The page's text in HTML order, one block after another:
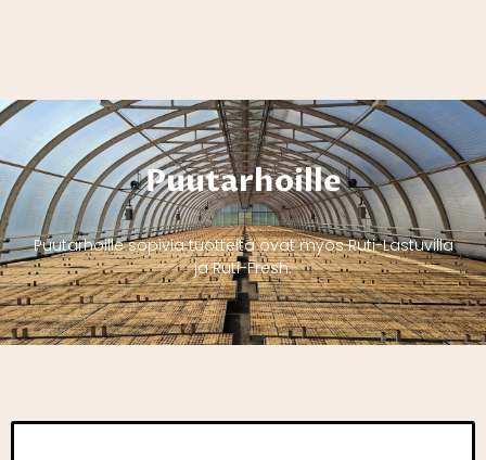
Puutarhoille
Puutarhoille sopivia tuotteita ovat myös Ruti-Lastuvilla
ja Ruti-Fresh.